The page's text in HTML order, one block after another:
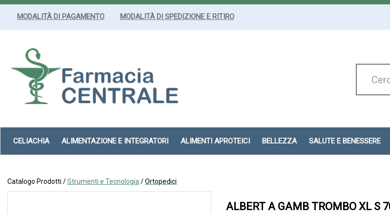
Passa
MODALITÀ DI PAGAMENTO MODALITÀ DI SPEDIZIONE E RITIRO
Prodotto
CELIACHIA ALIMENTAZIONE E INTEGRATORI ALIMENTI APROTEICI BELLEZZA SALUTE E BENESSERE
Catalogo Prodotti /Strumenti e Tecnologia /Ortopedici
ALBERT A GAMB TROMBO XL S